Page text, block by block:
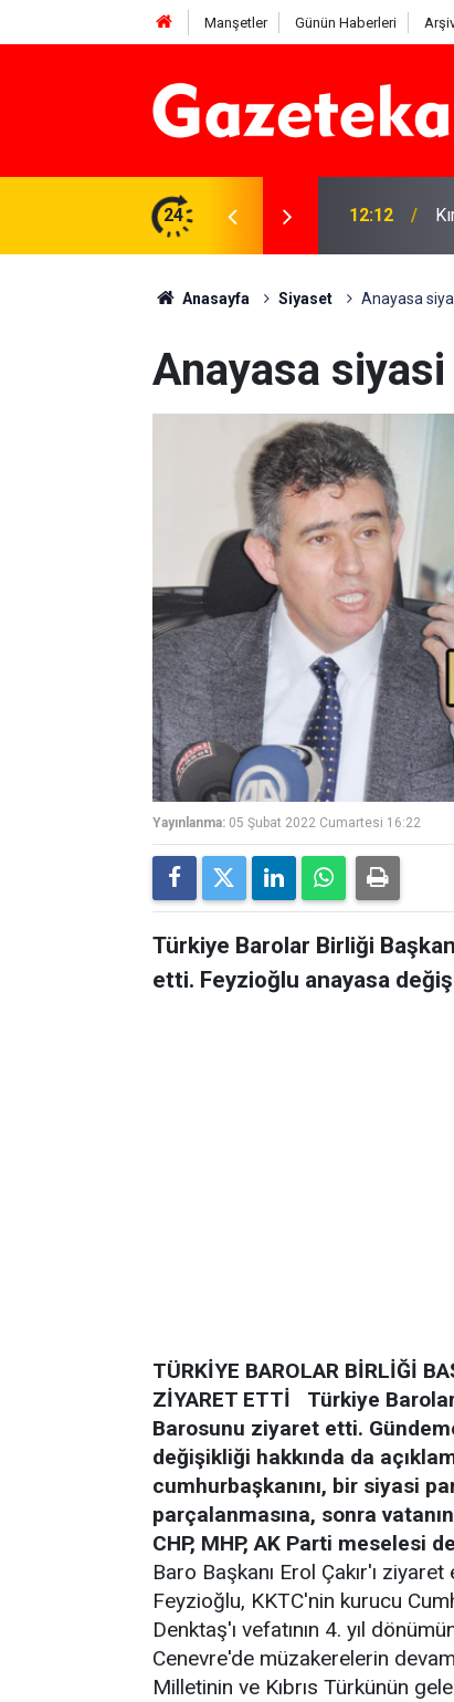
Manşetler Günün Haberleri
24
karşı denetimler artırıldı 12:12
Anasayfa Siyaset Anayasa
Anayasa
Yayınlanma: 05 Şubat 2022 Cumartesi 16:22
Türkiye Barolar Birliği
etti. Feyzioğlu anayasa
TÜRKİYE BAROLAR BİRLİĞİ
ZİYARET ETTİ
Türkiye
Barosunu ziyaret etti.
değişikliği hakkında da
cumhurbaşkanını, bir siyasi
parçalanmasına, sonra
CHP, MHP, AK Parti meselesi
Baro Başkanı Erol Çakır'ı
Feyzioğlu, KKTC'nin kurucu
Denktaş'ı vefatının 4. yıl
Cenevre'de müzakerelerin
Milletinin ve Kıbrıs Türkünün